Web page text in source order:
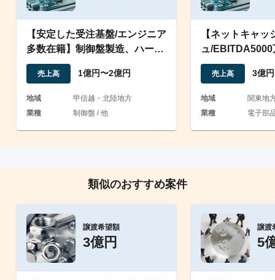
【安定した受注基盤/エンジニア
多数在籍】制御盤製造、ハーネ
ス加工業の運営
売上高 1億円〜2億円
地域
甲信越・北陸地方
業種
制御盤 / 他
【ネットキャッ
ュ/
ント基板の実装
売上高 3億
地域
関東地
業種
電子部
類似のおすすめ案件
譲渡希望額
3億円
譲渡
5